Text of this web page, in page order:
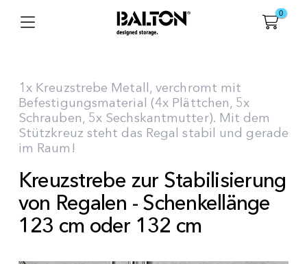
0
1x Kreuzstrebe Metall, verchromt mit
Befestigungsmaterial (4x Plättchen, 5x
Schrauben, 5x Sechskantmutter). Mit dem
Stützkreuz steht das Regal stabil und gerade
im Raum!
Kreuzstrebe zur Stabilisierung
von Regalen - Schenkellänge
123 cm oder 132 cm